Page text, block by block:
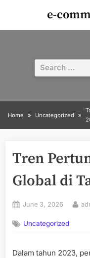
content
e-
Search
for:
Home Uncategorized
Tren
Global di
Posted
June 3, 2026 By
Uncategorized
Dalam tahun 2023,